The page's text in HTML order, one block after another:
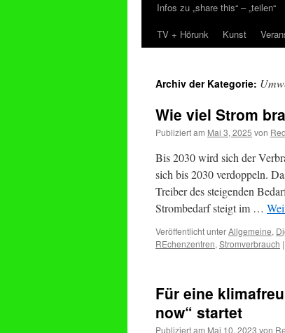
Zum
Inhalt
Infos zu „share this“ – „teilen“
TV + Hörunk
Kunst
Archiv der Kategorie:
Wie viel Strom
Publiziert am Mai 3, 2025 von
Bis 2030 wird sich der
sich bis 2030 verdoppeln.
Treiber des steigenden
Strombedarf steigt im …
Veröffentlicht unterAllgemeine,
REchenzentren, Stromverbrauch |
Für eine
now“ startet
Publiziert am Mai 10, 2023 von